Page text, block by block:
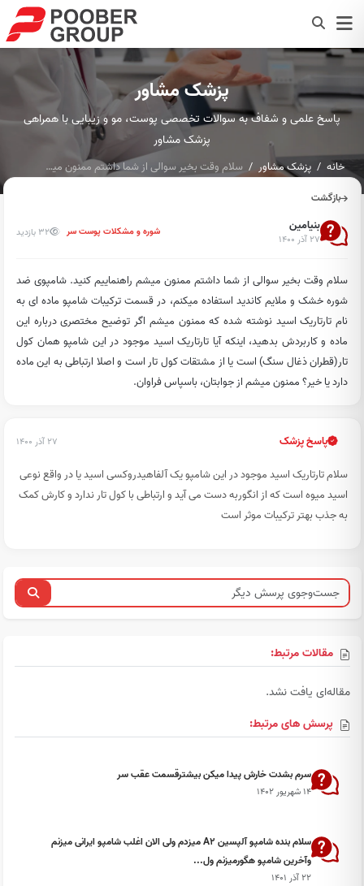
پزشک مشاور
پاسخ علمی و شفاف به سوالات تخصصی پوست، مو و زیبایی با همراهی
پزشک مشاور
خانه پزشک مشاور سلام وقت بخیر سوالی از شما داشتم ممنون میشم راهنماییم کنید....
بازگشت
بنیامین
۲۷ آذر ۱۴۰۰
شوره و مشکلات پوست سر 32 بازدید
سلام وقت بخیر سوالی از شما داشتم ممنون میشم راهنماییم کنید. شامپوی ضد
شوره خشک و ملایم کاندید استفاده میکنم، در قسمت ترکیبات شامپو ماده ای به
نام تارتاریک اسید نوشته شده که ممنون میشم اگر توضیح مختصری درباره این
ماده و کاربردش بدهید، اینکه آیا تارتاریک اسید موجود در این شامپو همان کول
تار(قطران ذغال سنگ) است یا از مشتقات کول تار است و اصلا ارتباطی به این ماده
دارد یا خیر؟ ممنون میشم از جوابتان، باسپاس فراوان.
پاسخ پزشک ۲۷ آذر ۱۴۰۰
سلام تارتاریک اسید موجود در این شامپو یک آلفاهیدروکسی اسید یا در واقع نوعی
اسید میوه است که از انگوربه دست می آید و ارتباطی با کول تار ندارد و کارش کمک
به جذب بهتر ترکیبات موثر است
مقالات مرتبط:
مقاله‌ای یافت نشد.
پرسش های مرتبط:
سرم بشدت خارش پیدا میکن بیشترقسمت عقب سر
۱۴ شهریور ۱۴۰۲
سلام بنده شامپو آلپسین A2 میزدم ولی الان اغلب شامپو ایرانی میزنم
وآخرین شامپو هگورمیزنم ول...
۲۲ آذر ۱۴۰۱